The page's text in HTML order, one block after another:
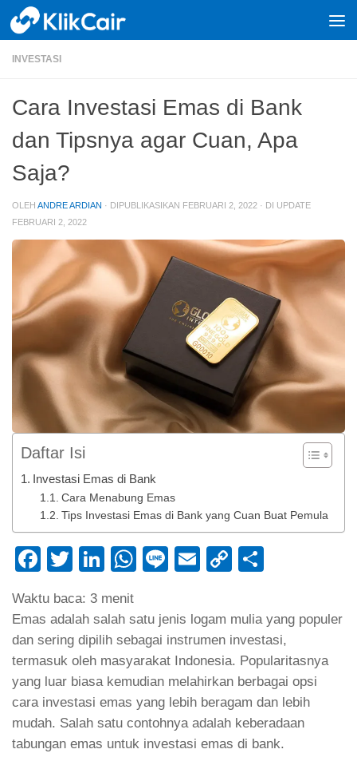
Skip to content
INVESTASI
Cara Investasi Emas di Bank
dan Tipsnya agar Cuan, Apa
Saja?
OLEH ANDRE ARDIAN · DIPUBLIKASIKAN FEBRUARI 2, 2022 · DI UPDATE
FEBRUARI 2, 2022
Daftar Isi
Investasi Emas di Bank
Cara Menabung Emas
Tips Investasi Emas di Bank yang Cuan Buat Pemula
Facebook
TwitterLinkedIn
WhatsApp
LineEmailCopy
Waktu baca: 3 menit
Emas adalah salah satu jenis logam mulia yang populer
dan sering dipilih sebagai instrumen investasi,
termasuk oleh masyarakat Indonesia. Popularitasnya
yang luar biasa kemudian melahirkan berbagai opsi
cara investasi emas yang lebih beragam dan lebih
mudah. Salah satu contohnya adalah keberadaan
tabungan emas untuk investasi emas di bank.